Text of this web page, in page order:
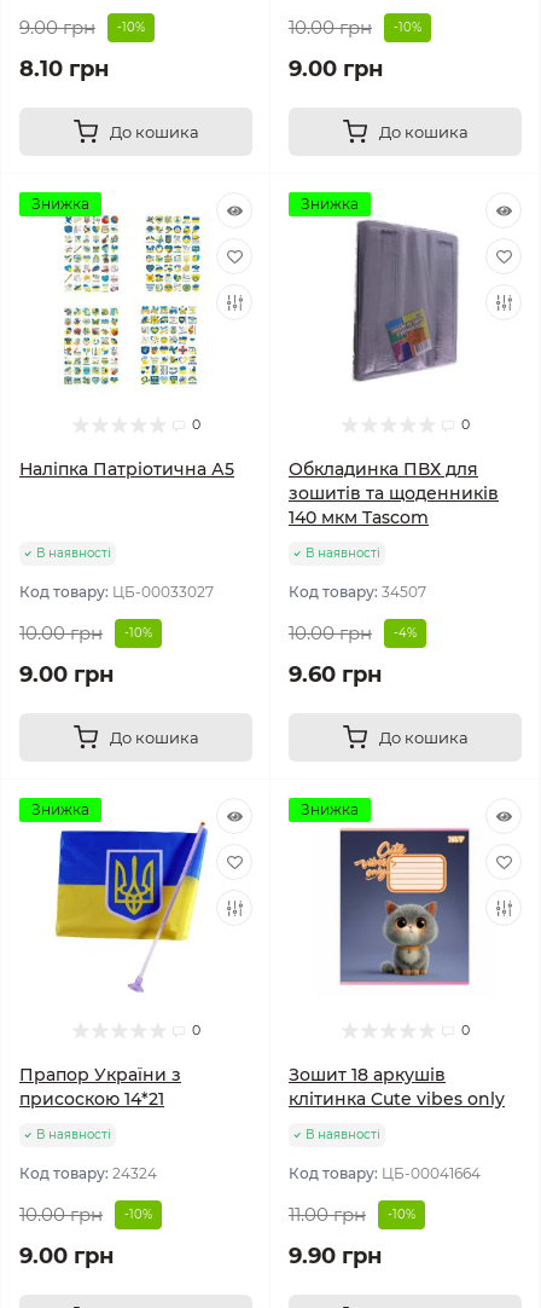
9.00 грн -10%
8.10 грн
До кошика
10.00 грн -10%
9.00 грн
До кошика
Знижка
0
Наліпка Патріотична А5
В наявності
Код товару: ЦБ-00033027
10.00 грн -10%
9.00 грн
До кошика
Знижка
0
Обкладинка ПВХ для
зошитів та щоденників
140 мкм Tascom
В наявності
Код товару: 34507
10.00 грн -4%
9.60 грн
До кошика
Знижка
0
Прапор України з
присоскою 14*21
В наявності
Код товару: 24324
10.00 грн -10%
9.00 грн
Знижка
0
Зошит 18 аркушів
клітинка Cute vibes only
В наявності
Код товару: ЦБ-00041664
11.00 грн -10%
9.90 грн